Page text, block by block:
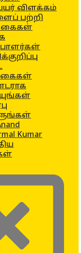
விளக்கம்
பற்றி
Kumar